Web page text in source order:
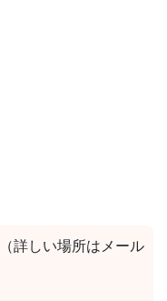
詳しい場所はメール